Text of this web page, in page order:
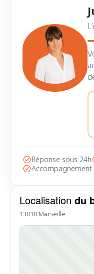
Localisation du
13010 Marseille
Réponse sous 24h